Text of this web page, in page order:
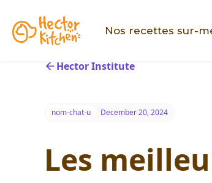
Nos recettes sur-
Hector Institute
nom-chat-u December 20, 2024
Les